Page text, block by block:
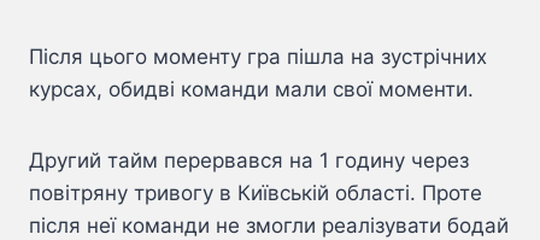
Після цього моменту гра пішла на зустрічних
курсах, обидві команди мали свої моменти.
Другий тайм перервався на 1 годину через
повітряну тривогу в Київській області. Проте
після неї команди не змогли реалізувати бодай